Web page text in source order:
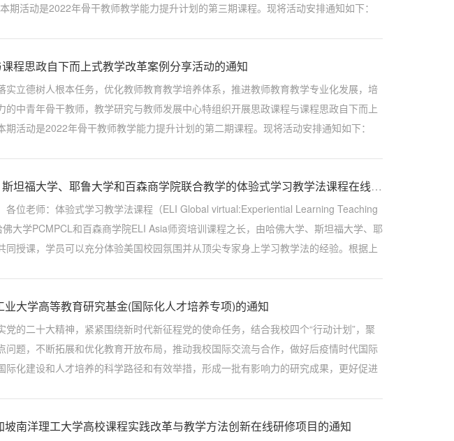
期活动是2022年骨干教师教学能力提升计划的第三期课程。现将活动安排通知如下：
程思政自下而上式教学改革案例分享活动的通知
实立德树人根本任务，优化教师教育教学培养体系，推进教师教育教学专业化发展，培
的中青年骨干教师，教学研究与教师发展中心特组织开展思政课程与课程思政自下而上
活动是2022年骨干教师教学能力提升计划的第二期课程。现将活动安排通知如下：
关于组织参加哈佛大学、斯坦福大学、耶鲁大学和百森商学院联合教学的体验式学习教学法课程在线研修项目的通知
各位老师：体验式学习教学法课程（ELI Global virtual:Experiential Learning Teaching
大学PCMPCL和百森商学院ELI Asia师资培训课程之长，由哈佛大学、斯坦福大学、耶
同授课，学员可以充分体验美国校园氛围并从顶尖专家身上学习教学法的经验。根据上
大学高等教育研究基金(国际化人才培养专项)的通知
的二十大精神，紧紧围绕新时代新征程党的使命任务，结合我校四个“行动计划”，聚
问题，不断拓展和优化教育开放布局，推动我校国际交流与合作，做好后疫情时代国际
际化建设和人才培养的科学路径和有效举措，形成一批有影响力的研究成果，更好促进
南洋理工大学高校课程实践改革与教学方法创新在线研修项目的通知